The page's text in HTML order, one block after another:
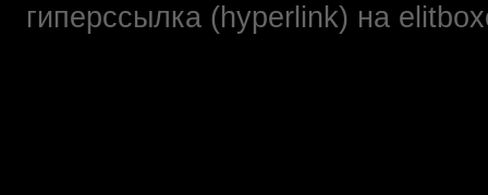
гиперссылка (hyperlink) на